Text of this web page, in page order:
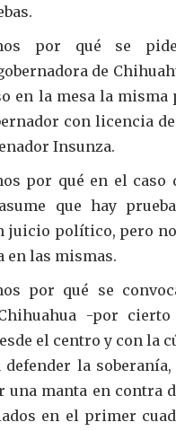
por qué se
de
en la mesa la misma
con licencia
Insunza.
por qué en el caso
que hay
juicio político, pero
en las mismas.
por qué se
-por
el centro y con la
la
una manta en contra
en el primer